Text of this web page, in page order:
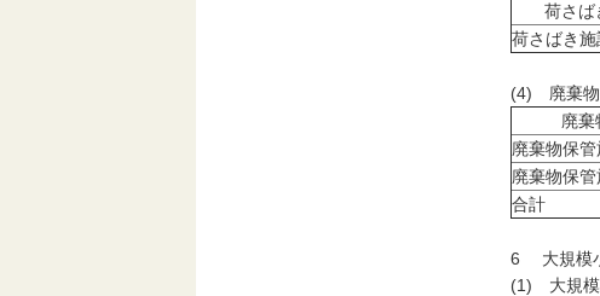
荷さば
荷さばき施
(4) 廃棄物
廃棄
廃棄物保管
廃棄物保管
合計
6 大規模
(1) 大規模